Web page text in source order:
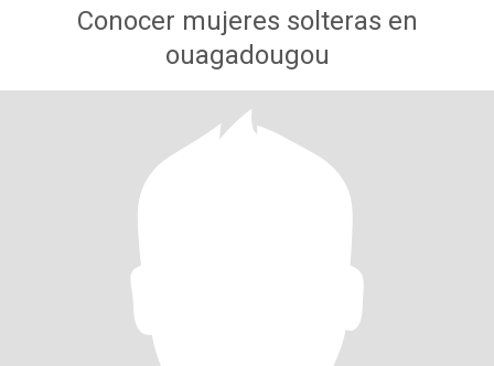
Conocer mujeres solteras en
ouagadougou